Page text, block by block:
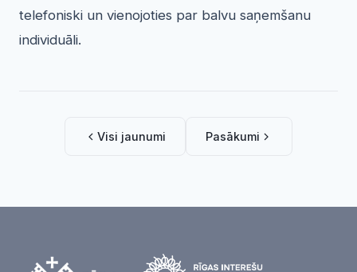
telefoniski un vienojoties par balvu saņemšanu
individuāli.
Visi jaunumi Pasākumi